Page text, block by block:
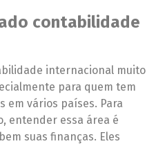
contabilidade
internacional muito
para quem tem
em vários países. Para
entender essa área é
suas finanças. Eles